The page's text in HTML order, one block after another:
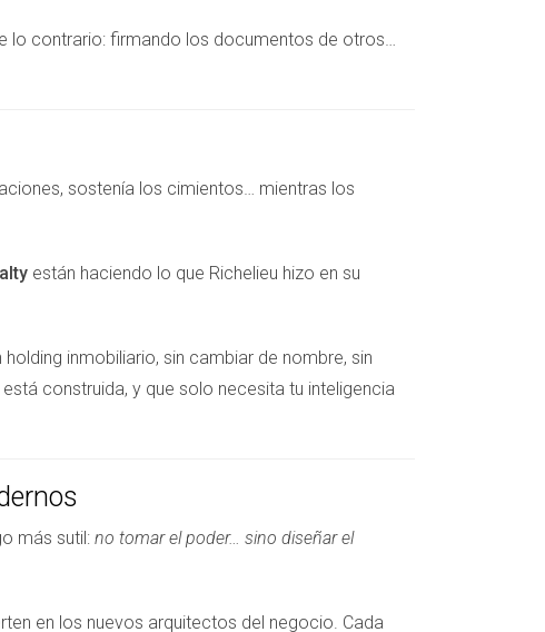
lo contrario: firmando los documentos de otros…
sostenía los cimientos… mientras los
están haciendo lo que Richelieu hizo en su
inmobiliario, sin cambiar de nombre, sin
construida, y que solo necesita tu inteligencia
más sutil: no tomar el poder… sino diseñar el
en los nuevos arquitectos del negocio. Cada